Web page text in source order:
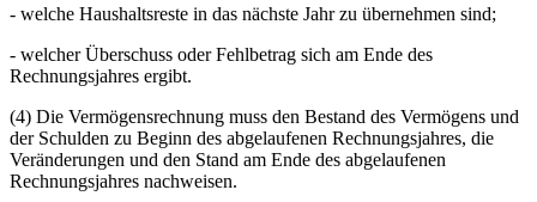
- welche Haushaltsreste in das nächste Jahr zu übernehmen sind;
- welcher Überschuss oder Fehlbetrag sich am Ende des
Rechnungsjahres ergibt.
(4) Die Vermögensrechnung muss den Bestand des Vermögens und
der Schulden zu Beginn des abgelaufenen Rechnungsjahres, die
Veränderungen und den Stand am Ende des abgelaufenen
Rechnungsjahres nachweisen.